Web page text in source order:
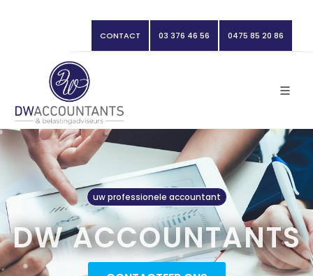
CONTACT 03 376 46 56 0475 85 20 86
uw professionele accountant
DW ACCOUNTANTS